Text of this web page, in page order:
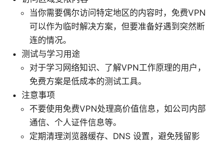
当你需要偶尔访问特定地区的内容时，免费VPN
可以作为临时解决方案，但要准备好遇到突然断
连的情况。
测试与学习用途
对于学习网络知识、了解VPN工作原理的用户，
免费方案是低成本的测试工具。
注意事项
不要使用免费VPN处理高价值信息，如公司内部
通信、个人证件信息等。
定期清理浏览器缓存、DNS 设置，避免残留影